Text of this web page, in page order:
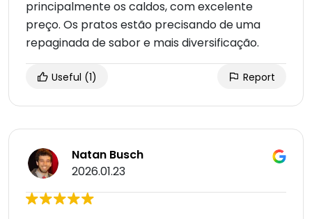
principalmente os caldos, com excelente
preço. Os pratos estão precisando de uma
repaginada de sabor e mais diversificação.
Useful (1) Report
Natan Busch
2026.01.23